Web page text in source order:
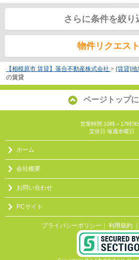
さらに条件を絞り
物件リクエスト
【相模原市 賃貸】落合不動産株式会社 > (賃貸)地
の賃貸
ページトップ
営業時間:10時～17時30
定休日:毎週水曜日
ホーム
会社概要
お問い合わせ
PCサイト
プライバシーポリシー ｜ 利用規約